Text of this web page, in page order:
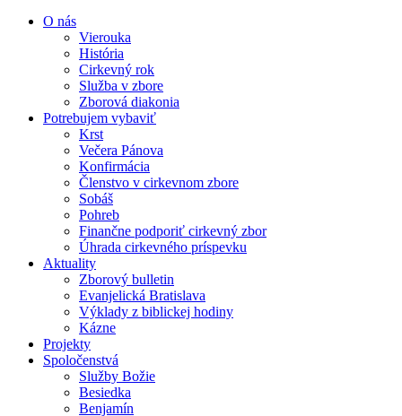
O nás
Vierouka
História
Cirkevný rok
Služba v zbore
Zborová diakonia
Potrebujem vybaviť
Krst
Večera Pánova
Konfirmácia
Členstvo v cirkevnom zbore
Sobáš
Pohreb
Finančne podporiť cirkevný zbor
Úhrada cirkevného príspevku
Aktuality
Zborový bulletin
Evanjelická Bratislava
Výklady z biblickej hodiny
Kázne
Projekty
Spoločenstvá
Služby Božie
Besiedka
Benjamín